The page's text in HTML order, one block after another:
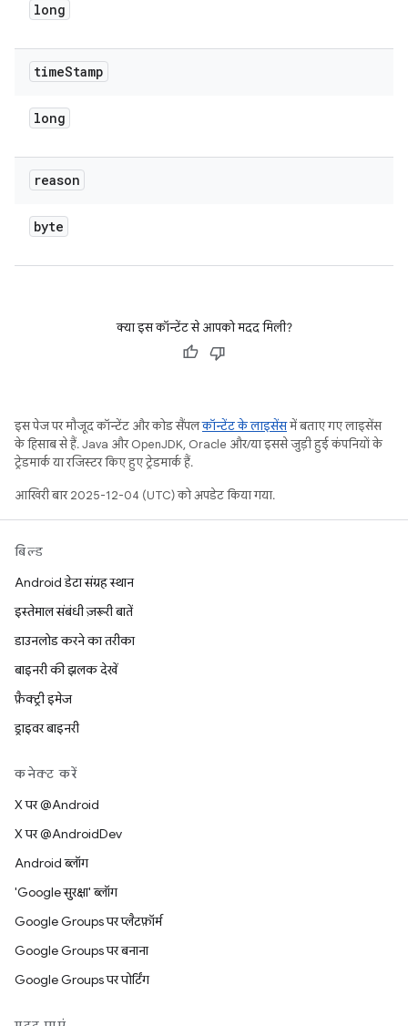
long
timeStamp
long
reason
byte
क्या इस कॉन्टेंट से आपको मदद मिली?
इस पेज पर मौजूद कॉन्टेंट और कोड सैंपलकॉन्टेंट के लाइसेंसमें बताए गए लाइसेंस
के हिसाब से हैं. Java और OpenJDK, Oracle और/या इससे जुड़ी हुई कंपनियों के
ट्रेडमार्क या रजिस्टर किए हुए ट्रेडमार्क हैं.
आखिरी बार 2025-12-04 (UTC) को अपडेट किया गया.
बिल्ड
Android डेटा संग्रह स्थान
इस्तेमाल संबंधी ज़रूरी बातें
डाउनलोड करने का तरीका
बाइनरी की झलक देखें
फ़ैक्ट्री इमेज
ड्राइवर बाइनरी
कनेक्ट करें
X पर @Android
X पर @AndroidDev
Android ब्लॉग
'Google सुरक्षा' ब्लॉग
Google Groups पर प्लैटफ़ॉर्म
Google Groups पर बनाना
Google Groups पर पोर्टिंग